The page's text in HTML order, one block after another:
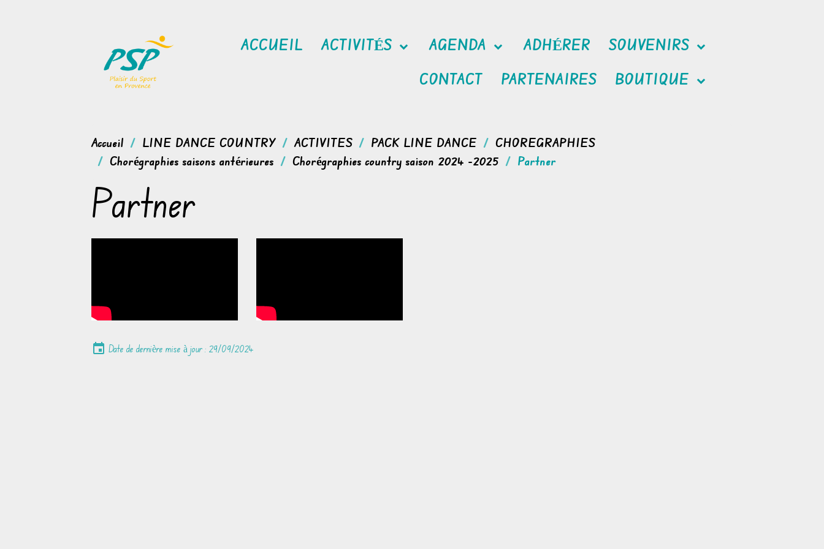
ACCUEIL ACTIVITÉS AGENDA ADHÉRER
SOUVENIRS
CONTACT
PARTENAIRES BOUTIQUE
Accueil LINE DANCE COUNTRY ACTIVITES PACK LINE DANCE
CHOREGRAPHIES
Chorégraphies saisons antérieures
Chorégraphies country saison 2024 -2025 Partner
Partner
Date de dernière mise à jour : 29/09/2024